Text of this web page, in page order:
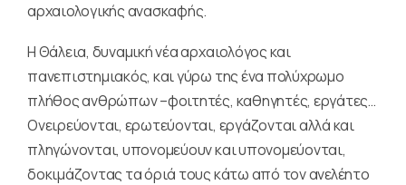
αρχαιολογικής ανασκαφής.
Η Θάλεια, δυναμική νέα αρχαιολόγος και
πανεπιστημιακός, και γύρω της ένα πολύχρωμο
πλήθος ανθρώπων –φοιτητές, καθηγητές, εργάτες…
Ονειρεύονται, ερωτεύονται, εργάζονται αλλά και
πληγώνονται, υπονομεύουν και υπονομεύονται,
δοκιμάζοντας τα όριά τους κάτω από τον ανελέητο